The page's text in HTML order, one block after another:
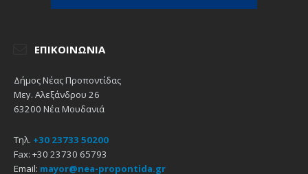
ΕΠΙΚΟΙΝΩΝΊΑ
Δήμος Νέας Προποντίδας
Μεγ. Αλεξάνδρου 26
63200 Νέα Μουδανιά
Τηλ. +30 23733 50200
Fax: +30 23730 65793
Email: mayor@nea-propontida.gr